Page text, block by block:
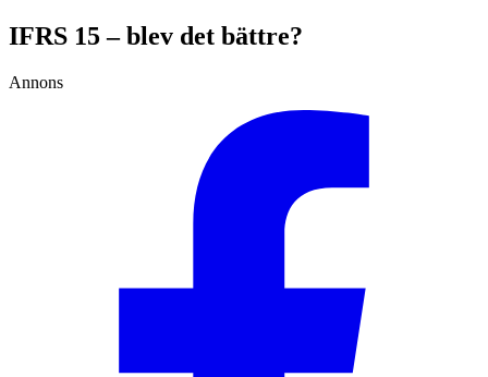
IFRS 15 – blev det bättre?
Annons